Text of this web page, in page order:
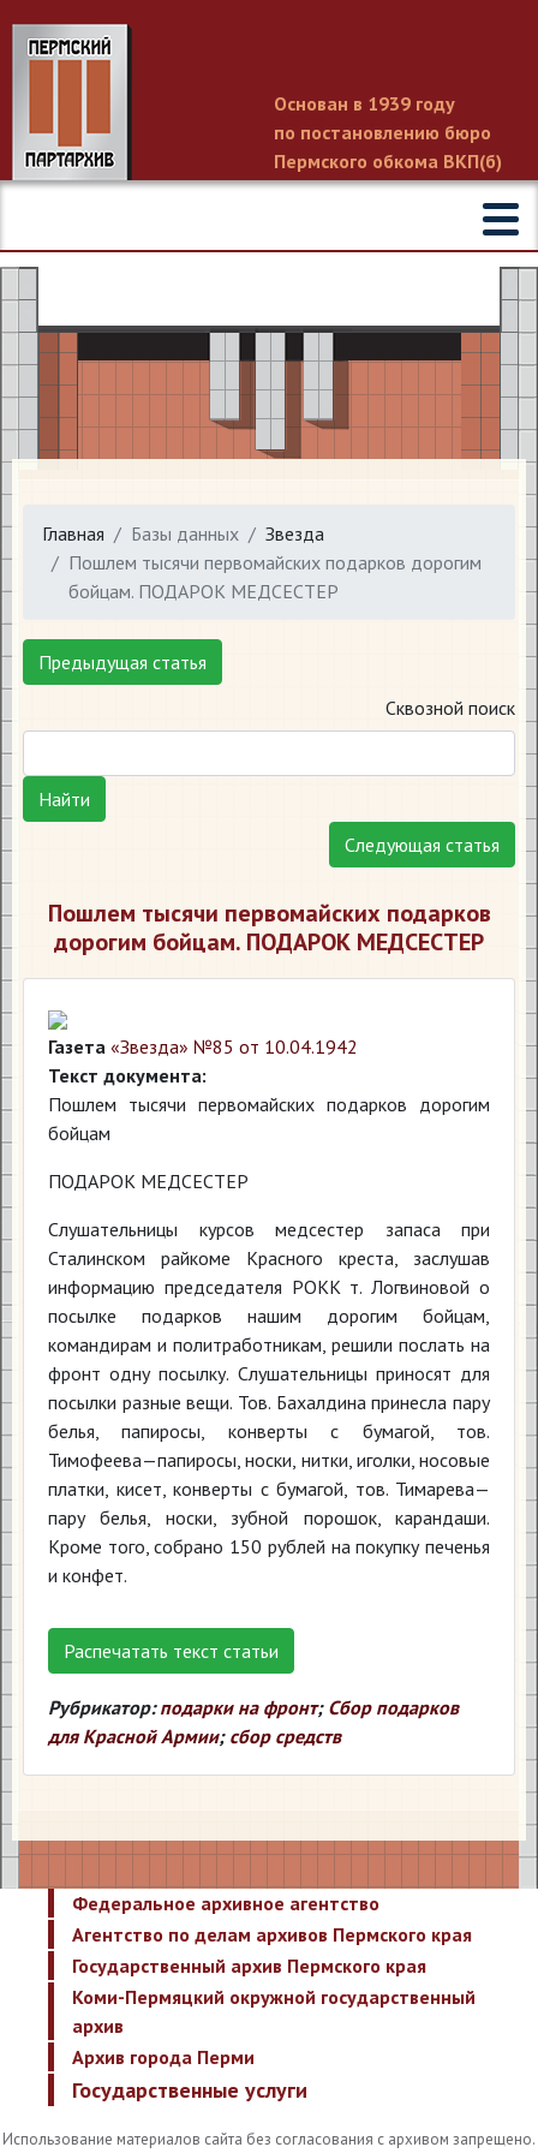
Основан в 1939 году
по постановлению бюро
Пермского обкома ВКП(б)
Главная Базы данных
Звезда
Пошлем тысячи первомайских подарков дорогим
бойцам. ПОДАРОК МЕДСЕСТЕР
Предыдущая статья
Сквозной поиск
Найти
Следующая статья
Пошлем тысячи первомайских подарков
дорогим бойцам. ПОДАРОК МЕДСЕСТЕР
Газета «Звезда» №85 от 10.04.1942
Текст документа:
Пошлем тысячи первомайских подарков дорогим
бойцам
ПОДАРОК МЕДСЕСТЕР
Слушательницы курсов медсестер запаса при
Сталинском райкоме Красного креста, заслушав
информацию председателя РОКК т. Логвиновой о
посылке подарков нашим дорогим бойцам,
командирам и политработникам, решили послать на
фронт одну посылку. Слушательницы приносят для
посылки разные вещи. Тов. Бахалдина принесла пару
белья, папиросы, конверты с бумагой, тов.
Тимофеева—папиросы, носки, нитки, иголки, носовые
платки, кисет, конверты с бумагой, тов. Тимарева—
пару белья, носки, зубной порошок, карандаши.
Кроме того, собрано 150 рублей на покупку печенья
и конфет.
Распечатать текст статьи
Рубрикатор: подарки на фронт; Сбор подарков
для Красной Армии; сбор средств
Федеральное архивное агентство
Агентство по делам архивов Пермского края
Государственный архив Пермского края
Коми-Пермяцкий окружной государственный
архив
Архив города Перми
Государственные услуги
Использование материалов сайта без согласования с архивом запрещено.